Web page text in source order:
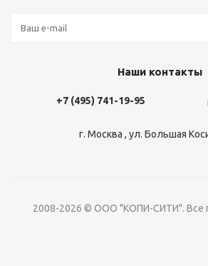
Наши контакты
+7 (495) 741-19-95
г. Москва , ул. Большая
2008-2026 © ООО "КОПИ-СИТИ". Все